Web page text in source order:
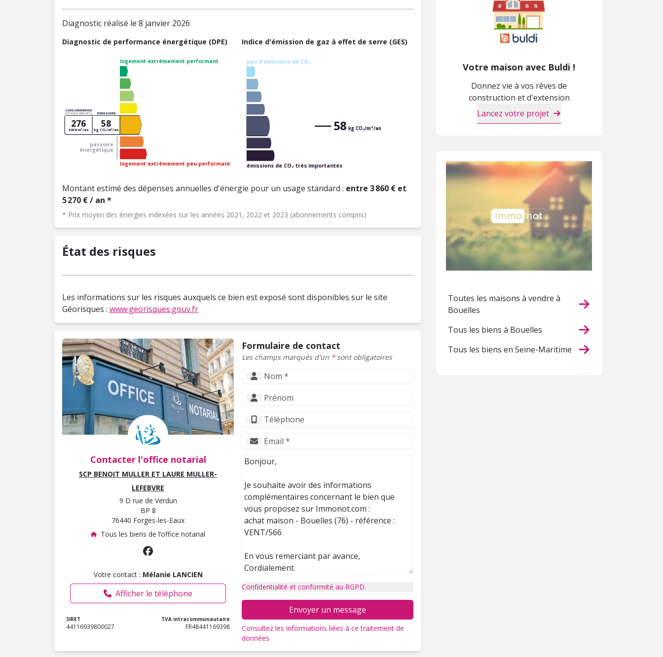
Diagnostic réalisé le 8 janvier 2026
Diagnostic de performance énergétique (DPE)
logement extrêmement performant
logement extrêmement peu performant
passoire
énergétique
consommation
(énergie primaire) émissions
276
kWh/m²/an
58
kg CO₂/m²/an
Indice d'émission de gaz à effet de serre (GES)
peu d'émissions de CO₂
émissions de CO₂ très importantes
58 kg CO₂/m²/an
Montant estimé des dépenses annuelles d'énergie pour un usage standard : entre 3 860 € et
5 270 € / an *
* Prix moyen des énergies indexées sur les années 2021, 2022 et 2023 (abonnements compris)
État des risques
Les informations sur les risques auxquels ce bien est exposé sont disponibles sur le site
Géorisques : www.georisques.gouv.fr
Contacter l'office notarial
SCP BENOIT MULLER ET LAURE MULLER-
LEFEBVRE
9 D rue de Verdun
BP 8
76440 Forges-les-Eaux
Tous les biens de l’office notarial
Votre contact : Mélanie LANCIEN
Afficher le téléphone
SIRET
44116939800027
TVA intracommunautaire
FR48441169398
Formulaire de contact
Les champs marqués d'un *sont obligatoires
Confidentialité et conformité au RGPD.
Envoyer un message
Consultez les informations liées à ce traitement de
données
Votre maison avec Buldi !
Donnez vie à vos rêves de
construction et d'extension
Lancez votre projet
Toutes les maisons à vendre à
Bouelles
Tous les biens à Bouelles
Tous les biens en Seine-Maritime